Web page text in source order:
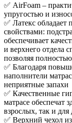
✅ AirFoam –
упругостью и
✅ Латекс
свойствами:
обеспечивает
и верхнего отдела
позволяя
✅ Благодаря
наполнители
неприятные запахи
✅ Качественные
матрасе обеспечат
взрослых, так и для
✅ Верхний чехол